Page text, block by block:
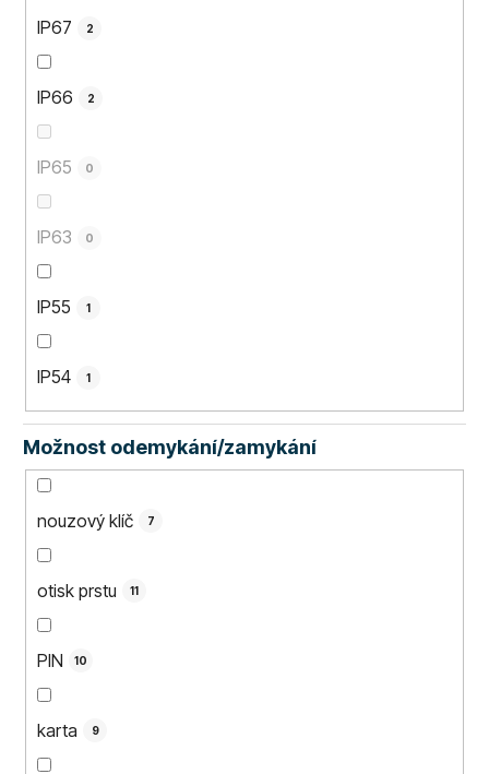
IP67 2
IP66 2
IP65 0
IP63 0
IP55 1
IP54 1
Možnost odemykání/zamykání
nouzový klíč 7
otisk prstu 11
PIN 10
karta 9